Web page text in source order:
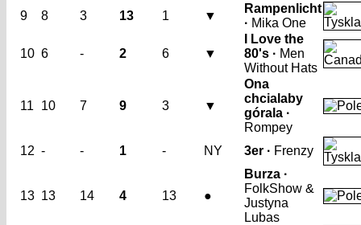
9
8 3 13 1 ▼
Rampenlicht
· Mika One
10 6 - 2 6 ▼
I Love the
80's · Men
Without Hats
11 10 7 9 3 ▼
Ona
chcialaby
górala ·
Rompey
12 - - 1 - NY 3er · Frenzy
13 13 14 4 13 ●
Burza ·
FolkShow &
Justyna
Lubas